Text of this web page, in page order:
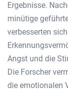
Ergebnisse.
minütige
verbesserten
Angst und die
Die Forscher
die emotionalen